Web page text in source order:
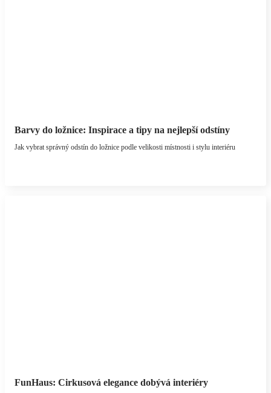
Barvy do ložnice: Inspirace a tipy na nejlepší odstíny
Jak vybrat správný odstín do ložnice podle velikosti místnosti i stylu interiéru
FunHaus: Cirkusová elegance dobývá interiéry